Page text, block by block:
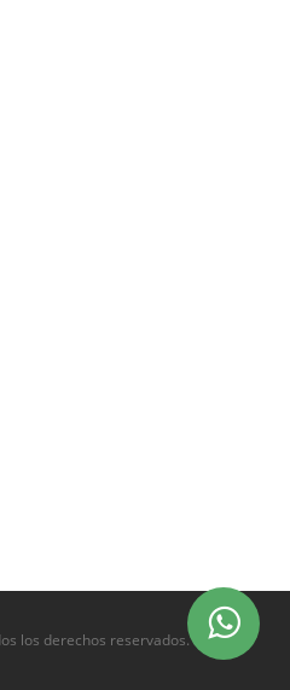
los derechos reservados.